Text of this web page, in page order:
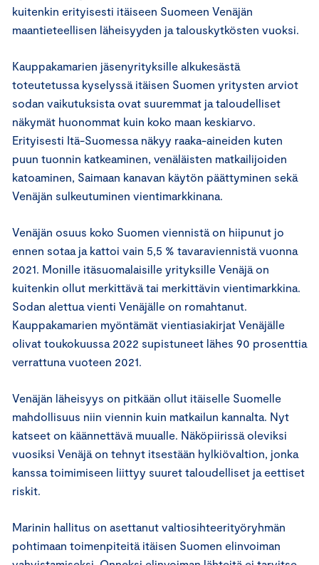
kuitenkin erityisesti itäiseen Suomeen Venäjän
maantieteellisen läheisyyden ja talouskytkösten vuoksi.
Kauppakamarien jäsenyrityksille alkukesästä
toteutetussa kyselyssä itäisen Suomen yritysten arviot
sodan vaikutuksista ovat suuremmat ja taloudelliset
näkymät huonommat kuin koko maan keskiarvo.
Erityisesti Itä-Suomessa näkyy raaka-aineiden kuten
puun tuonnin katkeaminen, venäläisten matkailijoiden
katoaminen, Saimaan kanavan käytön päättyminen sekä
Venäjän sulkeutuminen vientimarkkinana.
Venäjän osuus koko Suomen viennistä on hiipunut jo
ennen sotaa ja kattoi vain 5,5 % tavaraviennistä vuonna
2021. Monille itäsuomalaisille yrityksille Venäjä on
kuitenkin ollut merkittävä tai merkittävin vientimarkkina.
Sodan alettua vienti Venäjälle on romahtanut.
Kauppakamarien myöntämät vientiasiakirjat Venäjälle
olivat toukokuussa 2022 supistuneet lähes 90 prosenttia
verrattuna vuoteen 2021.
Venäjän läheisyys on pitkään ollut itäiselle Suomelle
mahdollisuus niin viennin kuin matkailun kannalta. Nyt
katseet on käännettävä muualle. Näköpiirissä oleviksi
vuosiksi Venäjä on tehnyt itsestään hylkiövaltion, jonka
kanssa toimimiseen liittyy suuret taloudelliset ja eettiset
riskit.
Marinin hallitus on asettanut valtiosihteerityöryhmän
pohtimaan toimenpiteitä itäisen Suomen elinvoiman